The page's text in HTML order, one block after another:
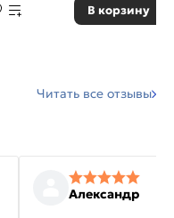
В корзину
Читать все отзывы
Александр